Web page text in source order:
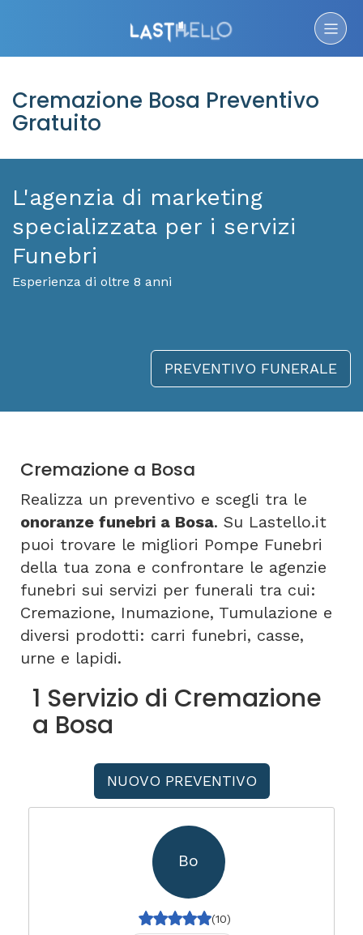
Cremazione Bosa Preventivo
Gratuito
L'agenzia di marketing
specializzata per i servizi
Funebri
Esperienza di oltre 8 anni
PREVENTIVO FUNERALE
Cremazione a Bosa
Realizza un preventivo e scegli tra le
onoranze funebri a Bosa. Su Lastello.it
puoi trovare le migliori Pompe Funebri
della tua zona e confrontare le agenzie
funebri sui servizi per funerali tra cui:
Cremazione, Inumazione, Tumulazione e
diversi prodotti: carri funebri, casse,
urne e lapidi.
1 Servizio di Cremazione
a Bosa
NUOVO PREVENTIVO
Bo
(10)